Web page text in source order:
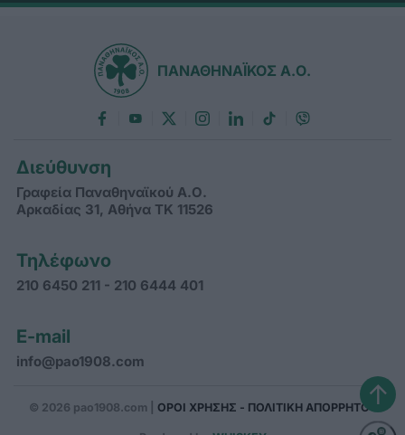
ΠΑΝΑΘΗΝΑΪΚΟΣ Α.Ο.
Διεύθυνση
Γραφεία Παναθηναϊκού Α.Ο.
Αρκαδίας 31, Αθήνα ΤΚ 11526
Τηλέφωνο
210 6450 211 - 210 6444 401
E-mail
info@pao1908.com
© 2026 pao1908.com | ΟΡΟΙ ΧΡΗΣΗΣ - ΠΟΛΙΤΙΚΗ ΑΠΟΡΡΗΤΟΥ↑